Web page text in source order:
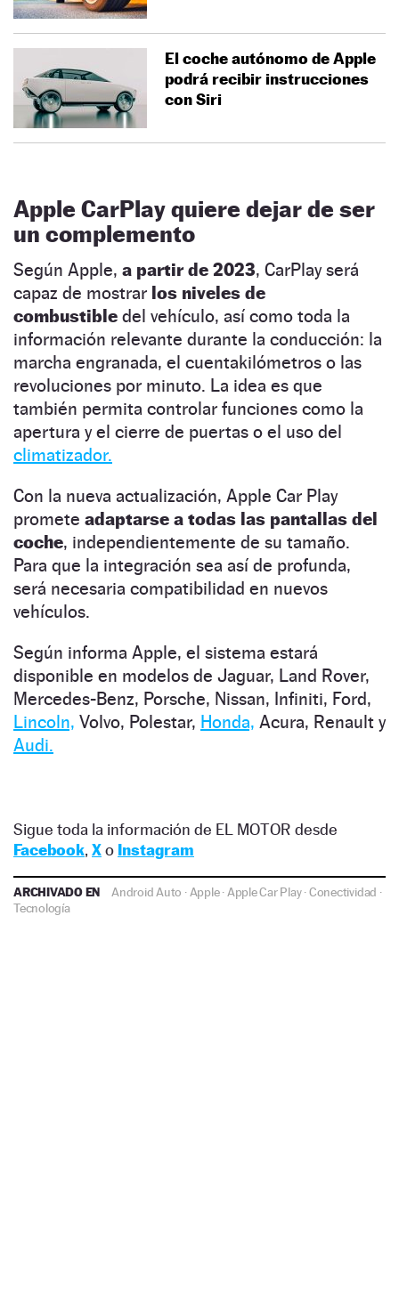
El coche autónomo de Apple
podrá recibir instrucciones
con Siri
Apple CarPlay quiere dejar de ser
un complemento
Según Apple, a partir de 2023, CarPlay será
capaz de mostrar los niveles de
combustible del vehículo, así como toda la
información relevante durante la conducción: la
marcha engranada, el cuentakilómetros o las
revoluciones por minuto. La idea es que
también permita controlar funciones como la
apertura y el cierre de puertas o el uso del
climatizador.
Con la nueva actualización, Apple Car Play
promete adaptarse a todas las pantallas del
coche, independientemente de su tamaño.
Para que la integración sea así de profunda,
será necesaria compatibilidad en nuevos
vehículos.
Según informa Apple, el sistema estará
disponible en modelos de Jaguar, Land Rover,
Mercedes-Benz, Porsche, Nissan, Infiniti, Ford,
Lincoln, Volvo, Polestar, Honda, Acura, Renault y
Audi.
Sigue toda la información de EL MOTOR desde
Facebook, Xo Instagram
ARCHIVADO EN Android Auto · Apple· Apple Car Play·Conectividad ·
Tecnología